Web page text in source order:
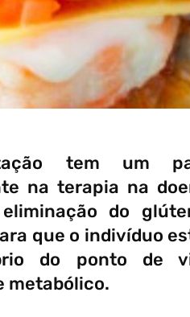
tem um
na terapia na
do
que o indivíduo
do ponto de
metabólico.